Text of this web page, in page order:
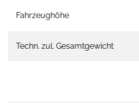
Fahrzeughöhe
Techn. zul. Gesamtgewicht